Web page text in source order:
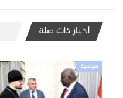
أخبار ذات صلة
سياسية